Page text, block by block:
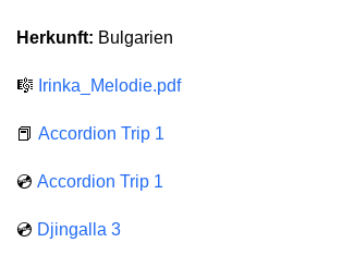
Herkunft: Bulgarien
🎼 Irinka_Melodie.pdf
📕 Accordion Trip 1
💿 Accordion Trip 1
💿 Djingalla 3